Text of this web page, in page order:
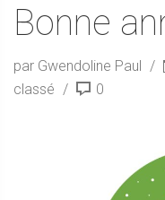
Bonne
par Gwendoline Paul
classé
0